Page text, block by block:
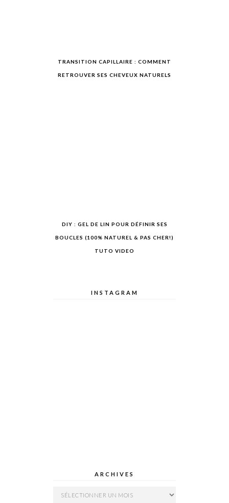
TRANSITION CAPILLAIRE : COMMENT
RETROUVER SES CHEVEUX NATURELS
DIY : GEL DE LIN POUR DÉFINIR SES
BOUCLES (100% NATUREL & PAS CHER!)
TUTO VIDEO
INSTAGRAM
ARCHIVES
Archives